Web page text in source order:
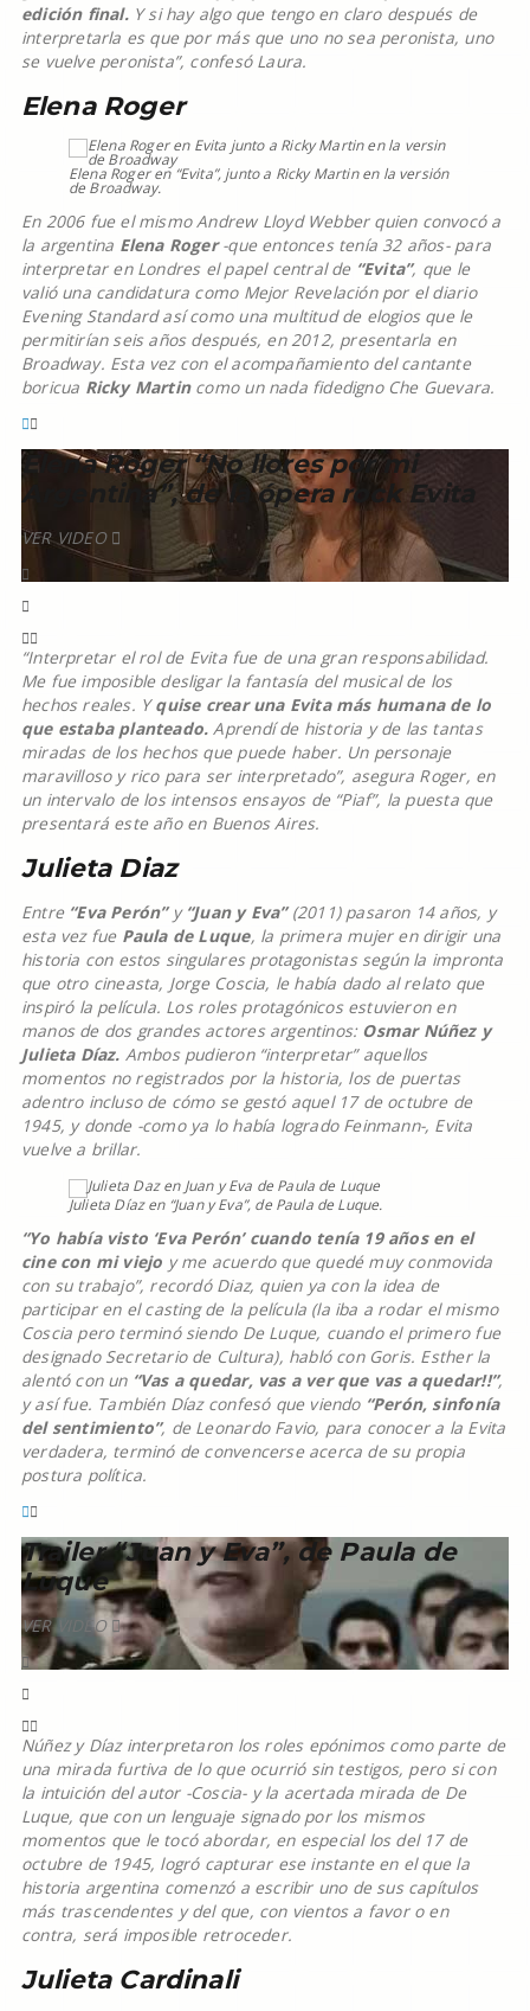
edición final. Y si hay algo que tengo en claro después de
interpretarla es que por más que uno no sea peronista, uno
se vuelve peronista”, confesó Laura.
Elena Roger
Elena Roger en “Evita”, junto a Ricky Martin en la versión
de Broadway.
En 2006 fue el mismo Andrew Lloyd Webber quien convocó a
la argentina Elena Roger-que entonces tenía 32 años- para
interpretar en Londres el papel central de “Evita”, que le
valió una candidatura como Mejor Revelación por el diario
Evening Standard así como una multitud de elogios que le
permitirían seis años después, en 2012, presentarla en
Broadway. Esta vez con el acompañamiento del cantante
boricua Ricky Martincomo un nada fidedigno Che Guevara.
Elena Roger “No llores por mi
Argentina”, de la ópera rock Evita
VER VIDEO
“Interpretar el rol de Evita fue de una gran responsabilidad.
Me fue imposible desligar la fantasía del musical de los
hechos reales. Yquise crear una Evita más humana de lo
que estaba planteado.Aprendí de historia y de las tantas
miradas de los hechos que puede haber. Un personaje
maravilloso y rico para ser interpretado”, asegura Roger, en
un intervalo de los intensos ensayos de “Piaf”, la puesta que
presentará este año en Buenos Aires.
Julieta Diaz
Entre “Eva Perón” y “Juan y Eva”(2011) pasaron 14 años, y
esta vez fue Paula de Luque, la primera mujer en dirigir una
historia con estos singulares protagonistas según la impronta
que otro cineasta, Jorge Coscia, le había dado al relato que
inspiró la película. Los roles protagónicos estuvieron en
manos de dos grandes actores argentinos: Osmar Núñez y
Julieta Díaz. Ambos pudieron “interpretar” aquellos
momentos no registrados por la historia, los de puertas
adentro incluso de cómo se gestó aquel 17 de octubre de
1945, y donde -como ya lo había logrado Feinmann-, Evita
vuelve a brillar.
Julieta Díaz en “Juan y Eva”, de Paula de Luque.
“Yo había visto ‘Eva Perón’ cuando tenía 19 años en el
cine con mi viejo y me acuerdo que quedé muy conmovida
con su trabajo”, recordó Diaz, quien ya con la idea de
participar en el casting de la película (la iba a rodar el mismo
Coscia pero terminó siendo De Luque, cuando el primero fue
designado Secretario de Cultura), habló con Goris. Esther la
alentó con un “Vas a quedar, vas a ver que vas a quedar!!”,
y así fue. También Díaz confesó que viendo “Perón, sinfonía
del sentimiento”, de Leonardo Favio, para conocer a la Evita
verdadera, terminó de convencerse acerca de su propia
postura política.
Trailer “Juan y Eva”, de Paula de
Luque
VER VIDEO
Núñez y Díaz interpretaron los roles epónimos como parte de
una mirada furtiva de lo que ocurrió sin testigos, pero si con
la intuición del autor -Coscia- y la acertada mirada de De
Luque, que con un lenguaje signado por los mismos
momentos que le tocó abordar, en especial los del 17 de
octubre de 1945, logró capturar ese instante en el que la
historia argentina comenzó a escribir uno de sus capítulos
más trascendentes y del que, con vientos a favor o en
contra, será imposible retroceder.
Julieta Cardinali